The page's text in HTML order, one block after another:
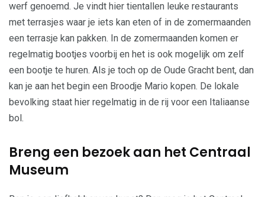
werf genoemd. Je vindt hier tientallen leuke restaurants
met terrasjes waar je iets kan eten of in de zomermaanden
een terrasje kan pakken. In de zomermaanden komen er
regelmatig bootjes voorbij en het is ook mogelijk om zelf
een bootje te huren. Als je toch op de Oude Gracht bent, dan
kan je aan het begin een Broodje Mario kopen. De lokale
bevolking staat hier regelmatig in de rij voor een Italiaanse
bol.
Breng een bezoek aan het Centraal
Museum